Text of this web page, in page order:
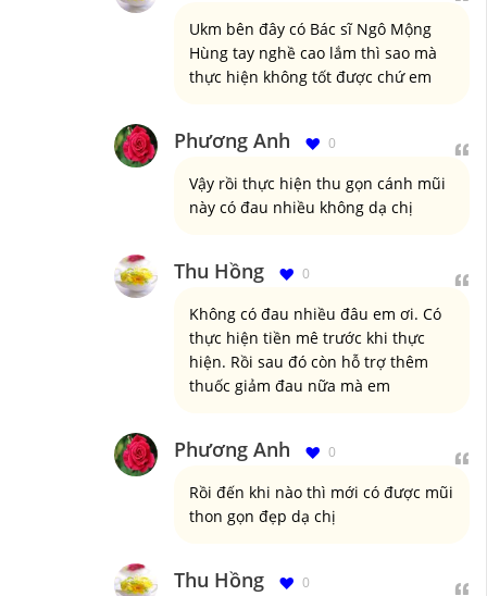
Ukm bên đây có Bác sĩ Ngô Mộng
Hùng tay nghề cao lắm thì sao mà
thực hiện không tốt được chứ em
Phương Anh 0
Vậy rồi thực hiện thu gọn cánh mũi
này có đau nhiều không dạ chị
Thu Hồng 0
Không có đau nhiều đâu em ơi. Có
thực hiện tiền mê trước khi thực
hiện. Rồi sau đó còn hỗ trợ thêm
thuốc giảm đau nữa mà em
Phương Anh 0
Rồi đến khi nào thì mới có được mũi
thon gọn đẹp dạ chị
Thu Hồng 0